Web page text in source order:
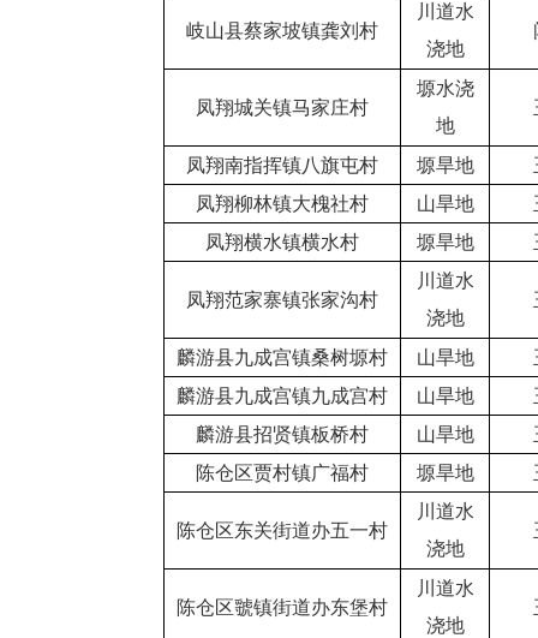
岐山县蔡家坡镇龚刘村
川道水
浇地
凤翔城关镇马家庄村
塬水浇
地
凤翔南指挥镇八旗屯村 塬旱地
凤翔柳林镇大槐社村
山旱地
凤翔横水镇横水村
塬旱地
凤翔范家寨镇张家沟村
川道水
浇地
麟游县九成宫镇桑树塬村 山旱地
麟游县九成宫镇九成宫村
山旱地
麟游县招贤镇板桥村
山旱地
陈仓区贾村镇广福村
塬旱地
陈仓区东关街道办五一村
川道水
浇地
陈仓区虢镇街道办东堡村
川道水
浇地